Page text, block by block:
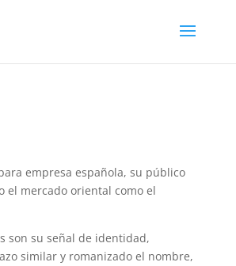
empresa española, su público
el mercado oriental como el
son su señal de identidad,
similar y romanizado el nombre,